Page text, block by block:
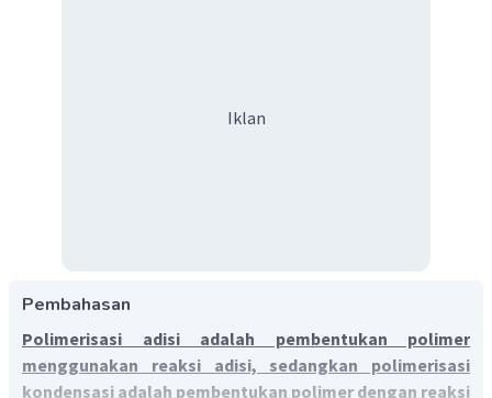
Iklan
Pembahasan
Polimerisasi adisi adalah pembentukan polimer
menggunakan reaksi adisi, sedangkan polimerisasi
kondensasi adalah pembentukan polimer dengan reaksi